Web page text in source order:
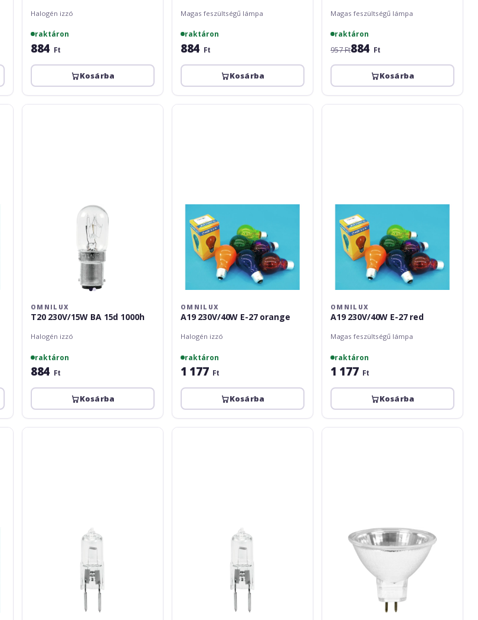
Halogén izzó
raktáron
884 Ft
Kosárba
Magas feszültségű lámpa
raktáron
884 Ft
Kosárba
Magas feszültségű lámpa
raktáron
957 Ft884 Ft
Kosárba
Omnilux
OMNILUX
T20 230V/15W BA 15d 1000h
Halogén izzó
raktáron
884 Ft
Kosárba
Omnilux
OMNILUX
A19 230V/40W E-27 orange
Halogén izzó
raktáron
1 177 Ft
Kosárba
Omnilux
OMNILUX
A19 230V/40W E-27 red
Magas feszültségű lámpa
raktáron
1 177 Ft
Kosárba
Omnilux
Omnilux
Omnilux